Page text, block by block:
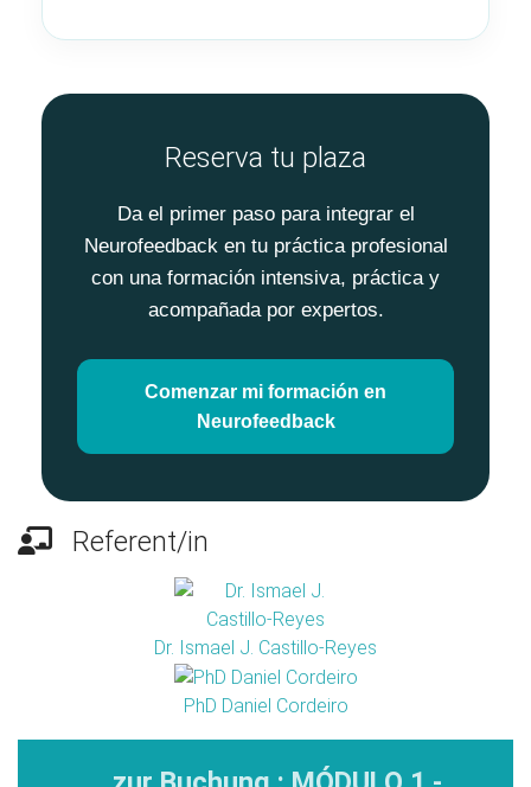
Reserva tu plaza
Da el primer paso para integrar el
Neurofeedback en tu práctica profesional
con una formación intensiva, práctica y
acompañada por expertos.
Comenzar mi formación en
Neurofeedback
Referent/in
Dr. Ismael J. Castillo-Reyes
PhD Daniel Cordeiro